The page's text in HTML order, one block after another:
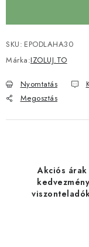
SKU: EPODLAHA30
Márka:IZOLUJ.TO
Nyomtatás
Megosztás
Akciós árak